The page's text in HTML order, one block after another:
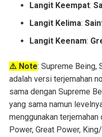
Langit Keempat:
Langit Kelima:
Langit Keenam:
⚠️ Note: Supreme Being,
adalah versi terjemahan
sama dengan Supreme
yang sama namun
menggunakan
Power, Great Power,